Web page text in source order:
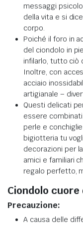
messaggi
della vita e si
corpo.
Poiché il foro in
del ciondolo in
infilarlo, tutto ciò
Inoltre, con
acciaio
artigianale –
Questi delicati
essere
perle e
bigiotteria tu
decorazioni per
amici e familiari
regalo perfetto,
Ciondolo cuore
Precauzione:
A causa delle